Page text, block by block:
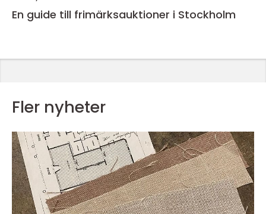
En guide till frimärksauktioner i Stockholm
Fler nyheter